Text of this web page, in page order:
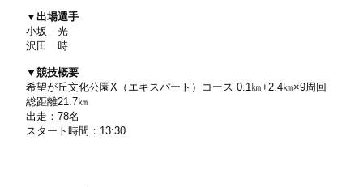
▼出場選手
小坂 光
沢田 時
▼競技概要
希望が丘文化公園X（エキスパート）コース 0.1㎞+2.4㎞×9周回
総距離21.7㎞
出走：78名
スタート時間：13:30